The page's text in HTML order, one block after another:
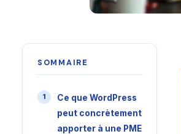
SOMMAIRE
Ce que WordPress
peut concrètement
apporter à une PME